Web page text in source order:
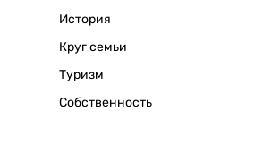
История
Круг семьи
Туризм
Собственность